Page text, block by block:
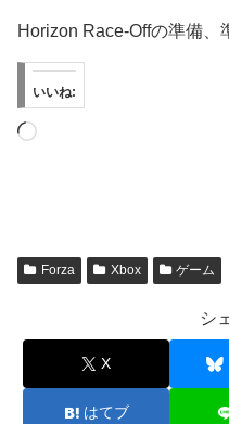
Horizon Race-Offの準備、
いいね:
読
Forza Xbox ゲーム
シ
X
はてブ